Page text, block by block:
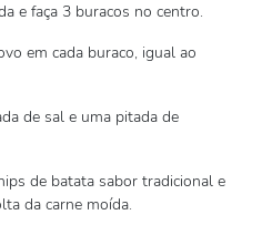
e faça 3 buracos no centro.
em cada buraco, igual ao
de sal e uma pitada de
de batata sabor tradicional e
da carne moída.